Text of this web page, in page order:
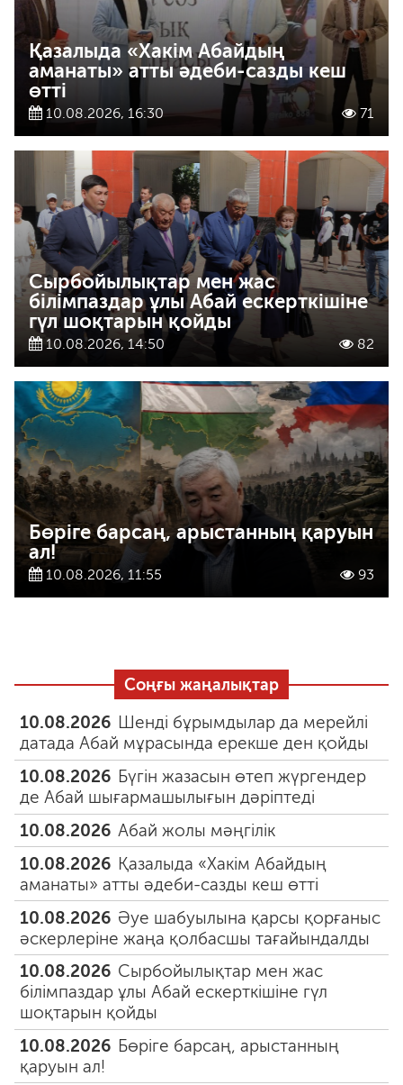
Қазалыда «Хакім Абайдың
аманаты» атты әдеби-сазды кеш
өтті
10.08.2026, 16:30 71
Сырбойылықтар мен жас
білімпаздар ұлы Абай ескерткішіне
гүл шоқтарын қойды
10.08.2026, 14:50 82
Бөріге барсаң, арыстанның қаруын
ал!
10.08.2026, 11:55 93
Соңғы жаңалықтар
10.08.2026 Шенді бұрымдылар да мерейлі
датада Абай мұрасында ерекше ден қойды
10.08.2026 Бүгін жазасын өтеп жүргендер
де Абай шығармашылығын дәріптеді
10.08.2026 Абай жолы мәңгілік
10.08.2026 Қазалыда «Хакім Абайдың
аманаты» атты әдеби-сазды кеш өтті
10.08.2026 Әуе шабуылына қарсы қорғаныс
әскерлеріне жаңа қолбасшы тағайындалды
10.08.2026 Сырбойылықтар мен жас
білімпаздар ұлы Абай ескерткішіне гүл
шоқтарын қойды
10.08.2026 Бөріге барсаң, арыстанның
қаруын ал!